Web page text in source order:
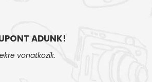
ADUNK!
vonatkozik.